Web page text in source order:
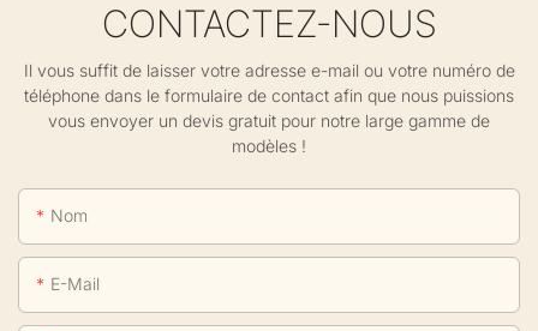
CONTACTEZ-NOUS
Il vous suffit de laisser votre adresse e-mail ou votre numéro de
téléphone dans le formulaire de contact afin que nous puissions
vous envoyer un devis gratuit pour notre large gamme de
modèles !
Nom
E-Mail